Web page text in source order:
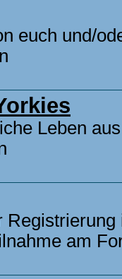
euch und/
Leben
Registrierung
am